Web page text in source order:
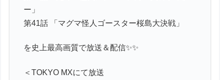
ー」
第41話 「マグマ怪人ゴースター桜島大決戦」
を史上最高画質で放送＆配信✨✨
＜TOKYO MXにて放送